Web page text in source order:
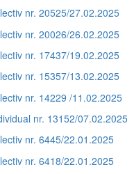
nr. 20525/27.02.2025
nr. 20026/26.02.2025
nr. 17437/19.02.2025
nr. 15357/13.02.2025
nr. 14229 /11.02.2025
nr. 13152/07.02.2025
nr. 6445/22.01.2025
nr. 6418/22.01.2025